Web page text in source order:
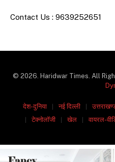
Contact Us : 9639252651
© 2026. Haridwar Times. All
देश-दुनिया नई दिल्ली
टेक्नोलॉजी
खेल वायरल-